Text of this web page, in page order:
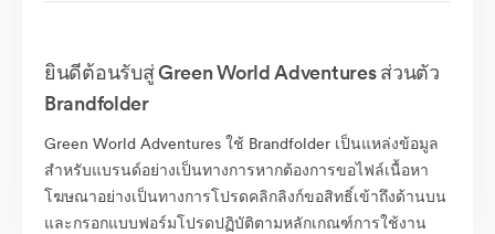
ยินดีต้อนรับสู่ Green World Adventures ส่วนตัว
Brandfolder
Green World Adventures ใช้ Brandfolder เป็นแหล่งข้อมูล
สำหรับแบรนด์อย่างเป็นทางการหากต้องการขอไฟล์เนื้อหา
โฆษณาอย่างเป็นทางการโปรดคลิกลิงก์ขอสิทธิ์เข้าถึงด้านบน
และกรอกแบบฟอร์มโปรดปฏิบัติตามหลักเกณฑ์การใช้งาน